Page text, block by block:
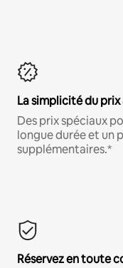
La simplicité du prix
Des prix spéciaux
longue durée et un
supplémentaires.*
Réservez en toute